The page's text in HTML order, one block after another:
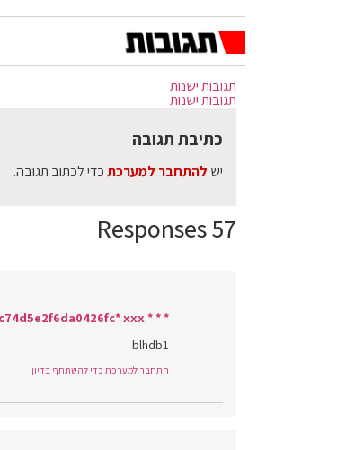
57 Responses
תגובות ישנות
* * * Claim Free iPhone 16 * * * hs=b16d8773f47b589c74d5e2f6da0426fc* ххх*
blhdb1
התחבר למערכת כדי להשתתף בדיון
תגובות ישנות
כתיבת תגובה
יש להתחבר למערכתכדי לכתוב תגובה.